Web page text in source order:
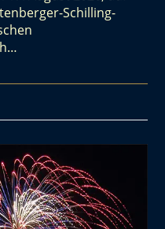
Schilling-